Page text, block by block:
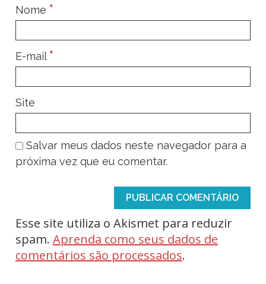
Nome *
E-mail *
Site
Salvar meus dados neste navegador para a
próxima vez que eu comentar.
Esse site utiliza o Akismet para reduzir
spam. Aprenda como seus dados de
comentários são processados.